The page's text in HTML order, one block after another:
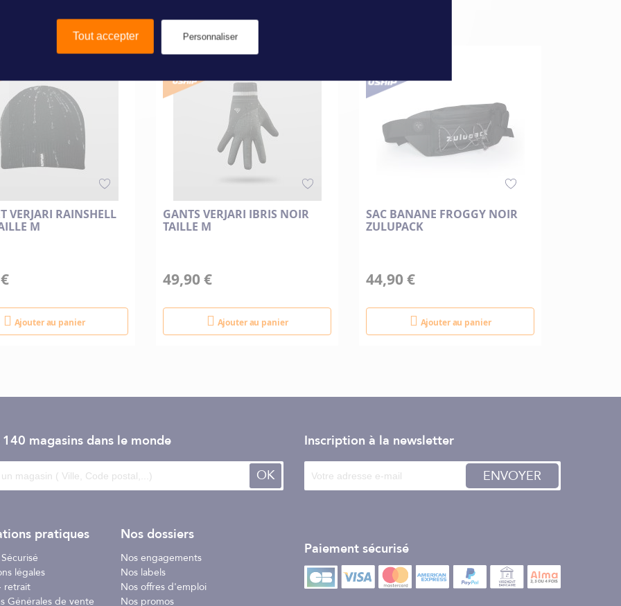
VERJARI RAINSHELL
M
Ajouter au panier
GANTS VERJARI IBRIS NOIR
TAILLE M
49,90 €
Ajouter au panier
SAC BANANE FROGGY NOIR
ZULUPACK
44,90 €
Ajouter au panier
140 magasins dans le monde
OK
pratiques
légales
retrait
Générales de vente
Nos dossiers
Nos engagements
Nos labels
Nos offres d'emploi
Nos promos
Inscription à la newsletter
ENVOYER
Paiement sécurisé
Tout accepter Personnaliser